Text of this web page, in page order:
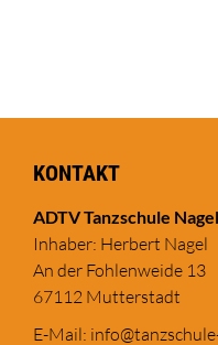
KONTAKT
ADTV Tanzschule Nagel
Inhaber: Herbert Nagel
An der Fohlenweide 13
67112 Mutterstadt
E-Mail: info@tanzschule